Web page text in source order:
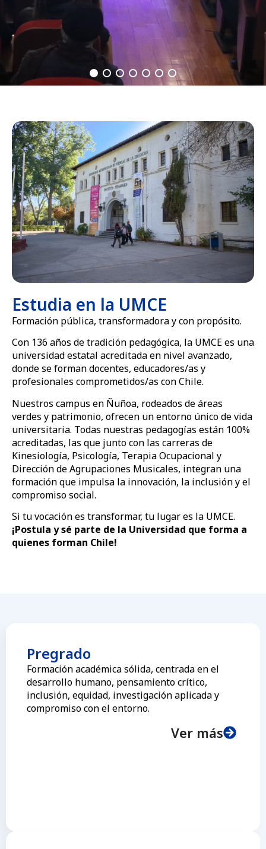
Estudia en la UMCE
Formación pública, transformadora y con propósito.
Con 136 años de tradición pedagógica, la UMCE es una
universidad estatal acreditada en nivel avanzado,
donde se forman docentes, educadores/as y
profesionales comprometidos/as con Chile.
Nuestros campus en Ñuñoa, rodeados de áreas
verdes y patrimonio, ofrecen un entorno único de vida
universitaria. Todas nuestras pedagogías están 100%
acreditadas, las que junto con las carreras de
Kinesiología, Psicología, Terapia Ocupacional y
Dirección de Agrupaciones Musicales, integran una
formación que impulsa la innovación, la inclusión y el
compromiso social.
Si tu vocación es transformar, tu lugar es la UMCE.
¡Postula y sé parte de la Universidad que forma a
quienes forman Chile!
Pregrado
Formación académica sólida, centrada en el
desarrollo humano, pensamiento crítico,
inclusión, equidad, investigación aplicada y
compromiso con el entorno.
Ver más